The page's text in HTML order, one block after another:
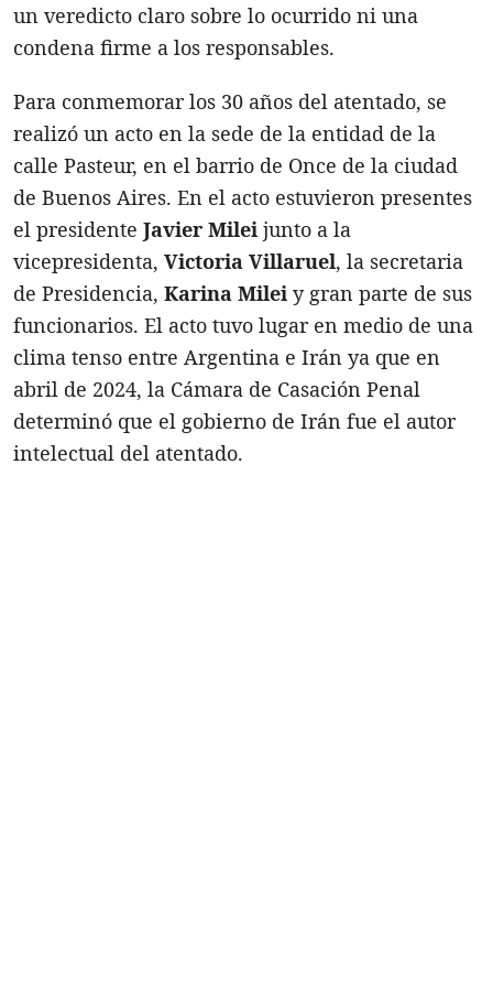
un veredicto claro sobre lo ocurrido ni una
condena firme a los responsables.
Para conmemorar los 30 años del atentado, se
realizó un acto en la sede de la entidad de la
calle Pasteur, en el barrio de Once de la ciudad
de Buenos Aires. En el acto estuvieron presentes
el presidente Javier Milei junto a la
vicepresidenta, Victoria Villaruel, la secretaria
de Presidencia, Karina Milei y gran parte de sus
funcionarios. El acto tuvo lugar en medio de una
clima tenso entre Argentina e Irán ya que en
abril de 2024, la Cámara de Casación Penal
determinó que el gobierno de Irán fue el autor
intelectual del atentado.